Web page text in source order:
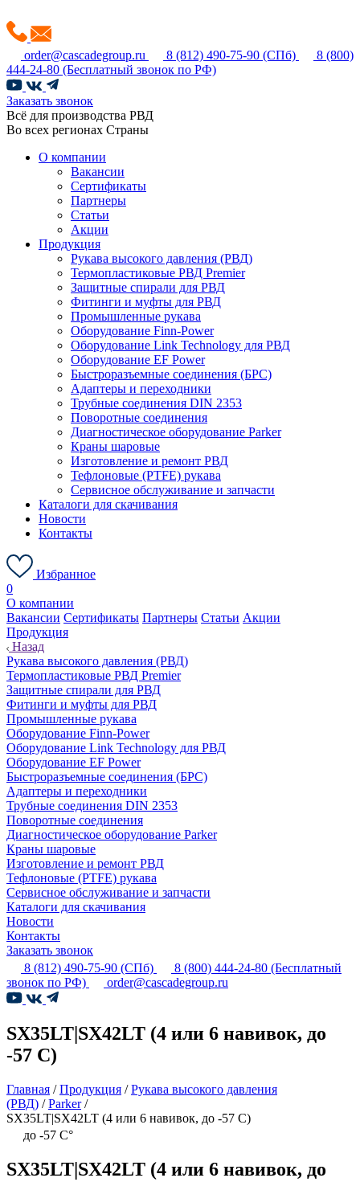
order@cascadegroup.ru 8 (812) 490-75-90 (СПб)
8 (800)
444-24-80 (Бесплатный звонок по РФ)
Заказать звонок
Всё для производства РВД
Во всех регионах Страны
О компании
Вакансии
Сертификаты
Партнеры
Статьи
Акции
Продукция
Рукава высокого давления (РВД)
Термопластиковые РВД Premier
Защитные спирали для РВД
Фитинги и муфты для РВД
Промышленные рукава
Оборудование Finn-Power
Оборудование Link Technology для РВД
Оборудование EF Power
Быстроразъемные соединения (БРС)
Адаптеры и переходники
Трубные соединения DIN 2353
Поворотные соединения
Диагностическое оборудование Parker
Краны шаровые
Изготовление и ремонт РВД
Тефлоновые (PTFE) рукава
Сервисное обслуживание и запчасти
Каталоги для скачивания
Новости
Контакты
Избранное
0
О компании
Вакансии Сертификаты Партнеры Статьи Акции
Продукция
Назад
Рукава высокого давления (РВД)
Термопластиковые РВД Premier
Защитные спирали для РВД
Фитинги и муфты для РВД
Промышленные рукава
Оборудование Finn-Power
Оборудование Link Technology для РВД
Оборудование EF Power
Быстроразъемные соединения (БРС)
Адаптеры и переходники
Трубные соединения DIN 2353
Поворотные соединения
Диагностическое оборудование Parker
Краны шаровые
Изготовление и ремонт РВД
Тефлоновые (PTFE) рукава
Сервисное обслуживание и запчасти
Каталоги для скачивания
Новости
Контакты
Заказать звонок
8 (812) 490-75-90 (СПб) 8 (800) 444-24-80 (Бесплатный
звонок по РФ)
order@cascadegroup.ru
SX35LT|SX42LT (4 или 6 навивок, до
-57 С)
Главная /Продукция /Рукава высокого давления
(РВД) /Parker/
SX35LT|SX42LT (4 или 6 навивок, до -57 С)
до -57 C°
SX35LT|SX42LT (4 или 6 навивок, до